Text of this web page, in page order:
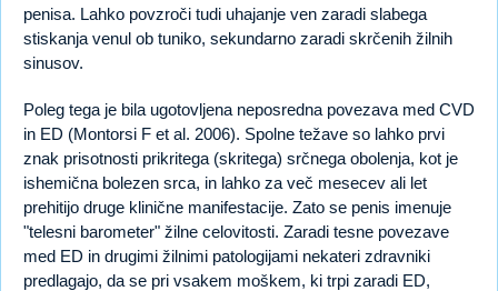
penisa. Lahko povzroči tudi uhajanje ven zaradi slabega
stiskanja venul ob tuniko, sekundarno zaradi skrčenih žilnih
sinusov.
Poleg tega je bila ugotovljena neposredna povezava med CVD
in ED (Montorsi F et al. 2006). Spolne težave so lahko prvi
znak prisotnosti prikritega (skritega) srčnega obolenja, kot je
ishemična bolezen srca, in lahko za več mesecev ali let
prehitijo druge klinične manifestacije. Zato se penis imenuje
"telesni barometer" žilne celovitosti. Zaradi tesne povezave
med ED in drugimi žilnimi patologijami nekateri zdravniki
predlagajo, da se pri vsakem moškem, ki trpi zaradi ED,